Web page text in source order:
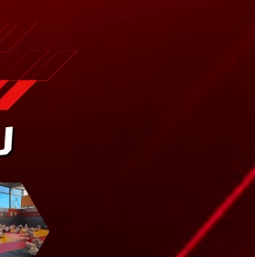
les colonnes affichées
des réseaux sociaux